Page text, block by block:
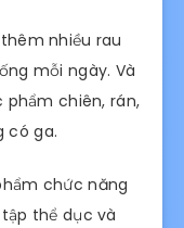
nhiều rau
mỗi ngày. Và
chiên, rán,
có ga.
chức năng
thể dục và